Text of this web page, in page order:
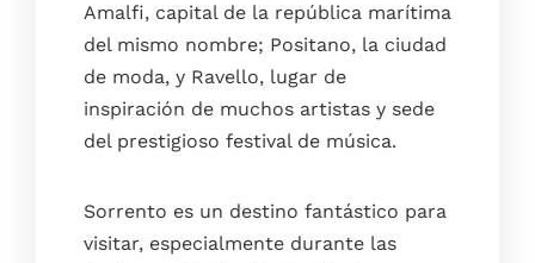
Amalfi, capital de la república marítima
del mismo nombre; Positano, la ciudad
de moda, y Ravello, lugar de
inspiración de muchos artistas y sede
del prestigioso festival de música.
Sorrento es un destino fantástico para
visitar, especialmente durante las